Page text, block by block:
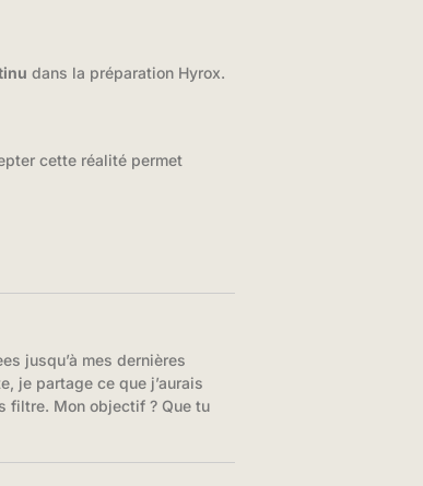
dans la préparation Hyrox.
cette réalité permet
jusqu’à mes dernières
je partage ce que j’aurais
filtre. Mon objectif ? Que tu